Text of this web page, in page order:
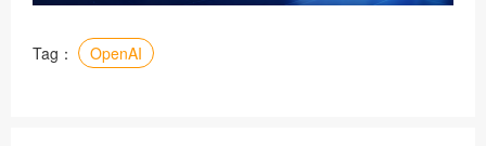
Tag： OpenAI